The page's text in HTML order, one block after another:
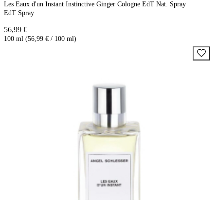
Les Eaux d'un Instant Instinctive Ginger Cologne EdT Nat. Spray
EdT Spray
56,99 €
100 ml (56,99 € / 100 ml)